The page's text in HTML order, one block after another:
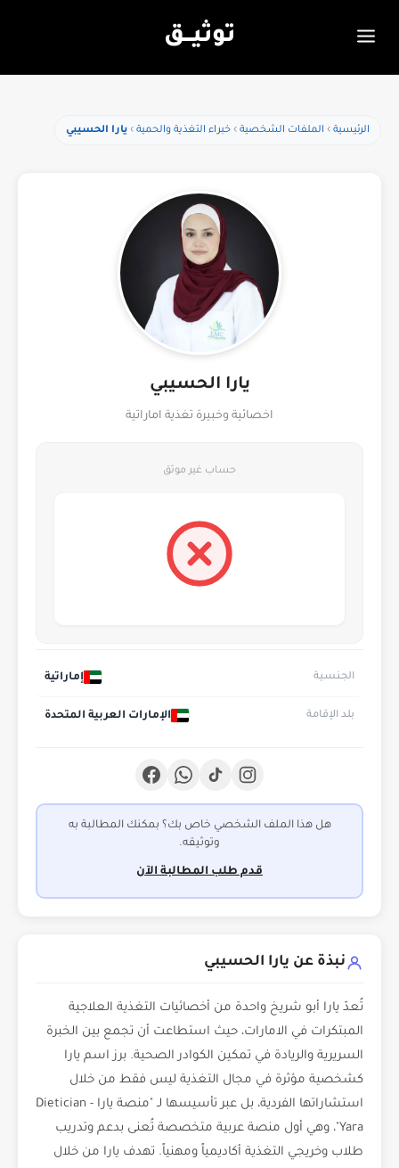
توثيـــق
الرئيسية الملفات الشخصية خبراء التغذية والحمية يارا الحسيبي
يارا الحسيبي
اخصائية وخبيرة تغذية اماراتية
حساب غير موثق
الجنسية إماراتية
بلد الإقامة الإمارات العربية المتحدة
هل هذا الملف الشخصي خاص بك؟ بمكنك المطالبة به
وتوثيقه.
قدم طلب المطالبة الآن
نبذة عن يارا الحسيبي
تُعدّ يارا أبو شريخ واحدة من أخصائيات التغذية العلاجية
المبتكرات في الامارات، حيث استطاعت أن تجمع بين الخبرة
السريرية والريادة في تمكين الكوادر الصحية. برز اسم يارا
كشخصية مؤثرة في مجال التغذية ليس فقط من خلال
استشاراتها الفردية، بل عبر تأسيسها لـ "منصة يارا - Dietician
Yara"، وهي أول منصة عربية متخصصة تُعنى بدعم وتدريب
طلاب وخريجي التغذية أكاديمياً ومهنياً. تهدف يارا من خلال